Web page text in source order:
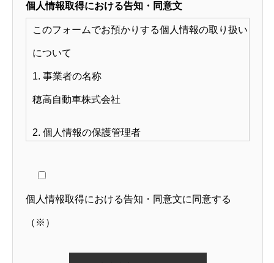
個人情報取得における告知・同意文
このフォームでお預かりする個人情報の取り扱い
について
1. 事業者の名称
穂高自動車株式会社
2. 個人情報の保護管理者
連絡先：072-887-0001
メールアドレス：okuda.r@hodaka-truck.co.jp
個人情報取得における告知・同意文に同意する
（※）